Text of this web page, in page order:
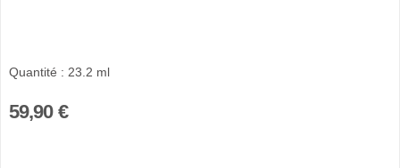
Quantité : 23.2 ml
59,90 €